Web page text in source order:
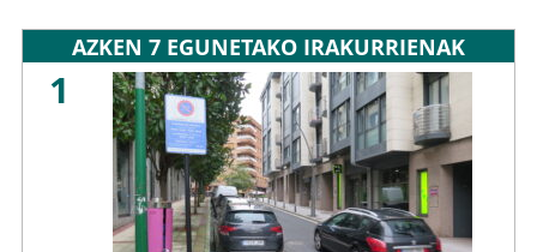
AZKEN 7 EGUNETAKO IRAKURRIENAK
1